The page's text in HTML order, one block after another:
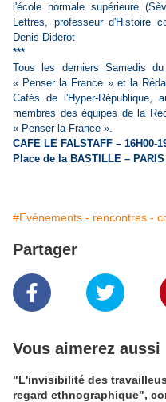
l'école normale supérieure
Lettres, professeur d'Histoire
Denis Diderot
***
Tous les derniers Samedis
« Penser la France » et la
Cafés de l'Hyper-République,
membres des équipes de la
« Penser la France ».
CAFE LE FALSTAFF – 16H00-
Place de la BASTILLE – PARIS
#Evénements - rencontres -
Partager
Vous aimerez aussi
"L'invisibilité des
regard ethnographique",